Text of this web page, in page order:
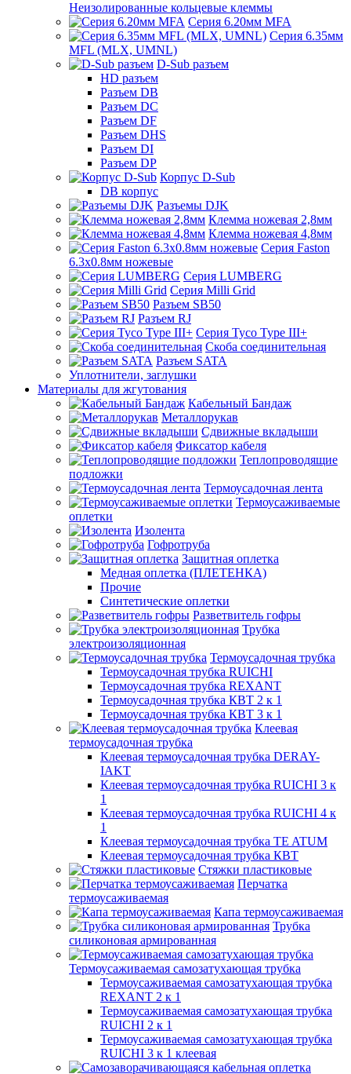
Неизолированные кольцевые клеммы
Серия 6.20мм MFA
Серия 6.35мм
MFL (MLX, UMNL)
D-Sub разъем
HD разъем
Разъем DB
Разъем DC
Разъем DF
Разъем DHS
Разъем DI
Разъем DP
Корпус D-Sub
DB корпус
Разъемы DJK
Клемма ножевая 2,8мм
Клемма ножевая 4,8мм
Серия Faston
6.3х0.8мм ножевые
Серия LUMBERG
Серия Milli Grid
Разъем SB50
Разъем RJ
Серия Tyco Type III+
Скоба соединительная
Разъем SATA
Уплотнители, заглушки
Материалы для жгутования
Кабельный Бандаж
Металлорукав
Сдвижные вкладыши
Фиксатор кабеля
Теплопроводящие
подложки
Термоусадочная лента
Термоусаживаемые
оплетки
Изолента
Гофротруба
Защитная оплетка
Медная оплетка (ПЛЕТЕНКА)
Прочие
Синтетические оплетки
Разветвитель гофры
Трубка
электроизоляционная
Термоусадочная трубка
Термоусадочная трубка RUICHI
Термоусадочная трубка REXANT
Термоусадочная трубка КВТ 2 к 1
Термоусадочная трубка КВТ 3 к 1
Клеевая
термоусадочная трубка
Клеевая термоусадочная трубка DERAY-
IAKT
Клеевая термоусадочная трубка RUICHI 3 к
1
Клеевая термоусадочная трубка RUICHI 4 к
1
Клеевая термоусадочная трубка TE ATUM
Клеевая термоусадочная трубка КВТ
Стяжки пластиковые
Перчатка
термоусаживаемая
Капа термоусаживаемая
Трубка
силиконовая армированная
Термоусаживаемая самозатухающая трубка
Термоусаживаемая самозатухающая трубка
REXANT 2 к 1
Термоусаживаемая самозатухающая трубка
RUICHI 2 к 1
Термоусаживаемая самозатухающая трубка
RUICHI 3 к 1 клеевая